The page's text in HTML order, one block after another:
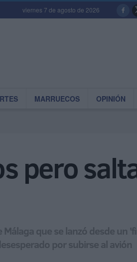
viernes 7 de agosto de 2026
MARRUECOS OPINIÓN
pero
que se lanzó desde un
por subirse al avión